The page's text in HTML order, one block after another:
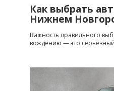
Как выбрать
Нижнем
Важность правильного
вождению — это